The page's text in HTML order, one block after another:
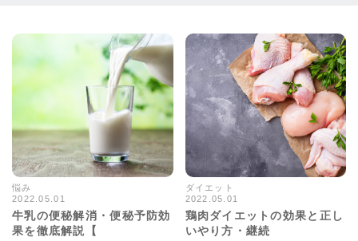
悩み
2022.05.01
牛乳の便秘解消・便秘予防効
果を徹底解説【
ダイエット
2022.05.01
鶏肉ダイエットの効果と正し
いやり方・継続